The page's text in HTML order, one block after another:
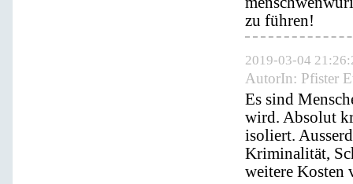
zu führen!
2019-03-04
AutorIn: Pfister
Es sind
wird. Absolut
isoliert.
Kriminalität,
weitere Kosten